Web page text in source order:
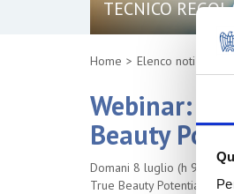
TECNICO
Home Elenco notizie
Webinar:
Beauty
Domani 8 luglio (h 9:30/
True Beauty Potential